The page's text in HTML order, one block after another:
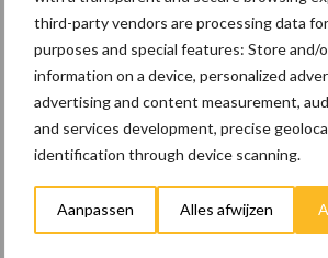
third-party vendors are processing data
purposes and special features: Store and/
information on a device, personalized
advertising and content measurement,
and services development, precise
identification through device scanning.
Aanpassen Alles afwijzen
EU-pluimveesector
maar tempo vlakt af
Kwaliteit als wapen
internationale
22 dec
BoerenPerspectief